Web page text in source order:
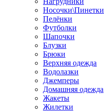
Носочки\Пинетки
Пелёнки
Футболки
Шапочки
Блузки
Брюки
Верхняя одежда
Водолазки
Джемперы
Домашняя одежда
Жакеты
Жилетки